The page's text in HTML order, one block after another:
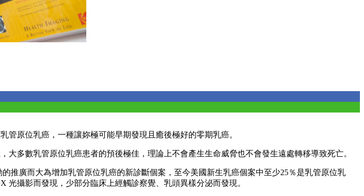
原位乳癌，一種讓妳極可能早期發現且癒後極好的零期乳癌。
多數乳管原位乳癌患者的預後極佳，理論上不會產生生命威脅也不會發生遠處轉移導致死亡。
推廣而大為增加乳管原位乳癌的新診斷個案，至今美國新生乳癌個案中至少25％是乳管原位乳
攝影而發現，少部分臨床上經觸診察覺、乳頭異樣分泌而發現。